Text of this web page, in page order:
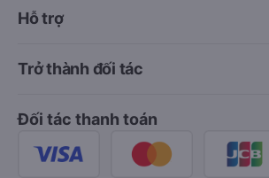
Hỗ trợ
Trở thành đối tác
Đối tác thanh toán